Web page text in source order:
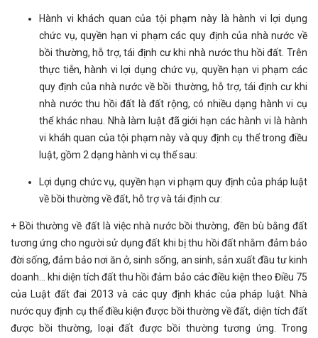
Hành vi khách quan của tội phạm này là hành vi lợi dụng
chức vụ, quyền hạn vi phạm các quy định của nhà nước về
bồi thường, hỗ trợ, tái định cư khi nhà nước thu hồi đất. Trên
thực tiễn, hành vi lợi dụng chức vụ, quyền hạn vi phạm các
quy định của nhà nước về bồi thường, hỗ trợ, tái định cư khi
nhà nước thu hồi đất là đất rộng, có nhiều dạng hành vi cụ
thể khác nhau. Nhà làm luật đã giới hạn các hành vi là hành
vi kháh quan của tội phạm này và quy định cụ thể trong điều
luật, gồm 2 dạng hành vi cụ thể sau:
Lợi dụng chức vụ, quyền hạn vi phạm quy định của pháp luật
về bồi thường về đất, hỗ trợ và tái định cư:
+ Bồi thường về đất là việc nhà nước bồi thường, đền bù bằng đất
tương ứng cho người sử dụng đất khi bị thu hồi đất nhằm đảm bảo
đời sống, đảm bảo nơi ăn ở, sinh sống, an sinh, sản xuất đầu tư kinh
doanh… khi diện tích đất thu hồi đảm bảo các điều kiện theo Điều 75
của Luật đất đai 2013 và các quy định khác của pháp luật. Nhà
nước quy định cụ thể điều kiện được bồi thường về đất, diện tích đất
được bồi thường, loại đất được bồi thường tương ứng. Trong